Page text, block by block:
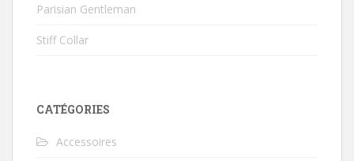
Parisian Gentleman
Stiff Collar
CATÉGORIES
Accessoires